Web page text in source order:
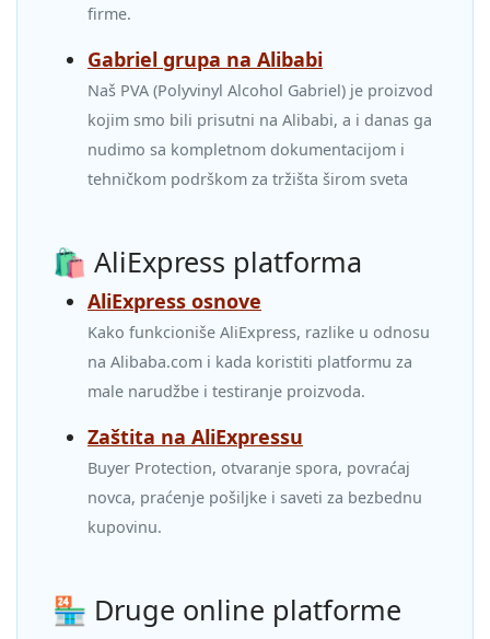
firme.
Gabriel grupa na Alibabi
Naš PVA (Polyvinyl Alcohol Gabriel) je proizvod
kojim smo bili prisutni na Alibabi, a i danas ga
nudimo sa kompletnom dokumentacijom i
tehničkom podrškom za tržišta širom sveta
🛍️ AliExpress platforma
AliExpress osnove
Kako funkcioniše AliExpress, razlike u odnosu
na Alibaba.com i kada koristiti platformu za
male narudžbe i testiranje proizvoda.
Zaštita na AliExpressu
Buyer Protection, otvaranje spora, povraćaj
novca, praćenje pošiljke i saveti za bezbednu
kupovinu.
🏪 Druge online platforme